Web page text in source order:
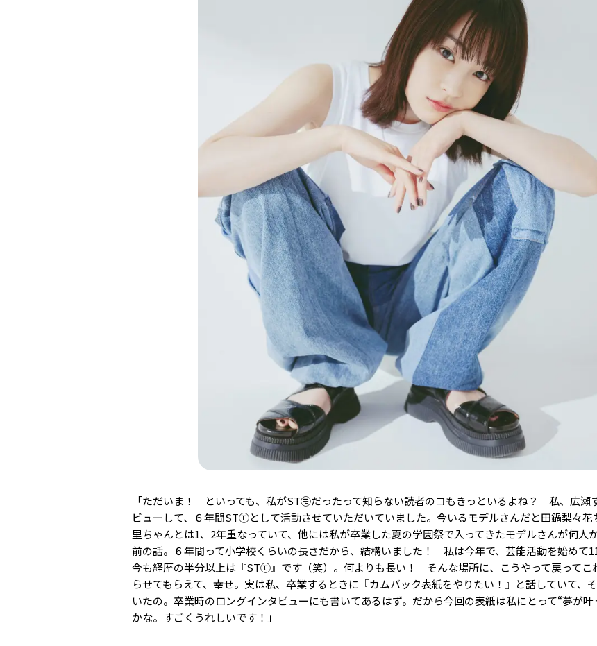
「ただいま！ といっても、私がST㋲だったって知らない読者のコもきっといるよね？ 私、広瀬
ビューして、６年間ST㋲として活動させていただいていました。今いるモデルさんだと田鍋梨々
里ちゃんとは1、2年重なっていて、他には私が卒業した夏の学園祭で入ってきたモデルさんが何
前の話。６年間って小学校くらいの長さだから、結構いました！ 私は今年で、芸能活動を始めて11
今も経歴の半分以上は『ST㋲』です（笑）。何よりも長い！ そんな場所に、こうやって戻ってこ
らせてもらえて、幸せ。実は私、卒業するときに『カムバック表紙をやりたい！』と話していて、
いたの。卒業時のロングインタビューにも書いてあるはず。だから今回の表紙は私にとって“夢が叶
かな。すごくうれしいです！」